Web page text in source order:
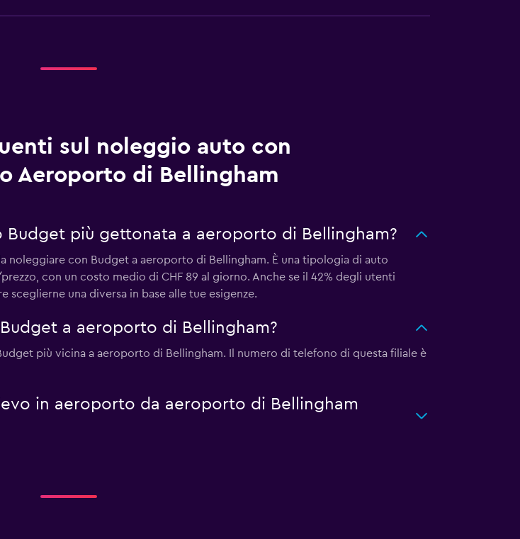
sul noleggio auto con
Aeroporto di Bellingham
più gettonata a aeroporto di Bellingham?
noleggiare con Budget a aeroporto di Bellingham. È una tipologia di auto
con un costo medio di CHF 89 al giorno. Anche se il 42% degli utenti
una diversa in base alle tue esigenze.
a aeroporto di Bellingham?
più vicina a aeroporto di Bellingham. Il numero di telefono di questa filiale è
in aeroporto da aeroporto di Bellingham